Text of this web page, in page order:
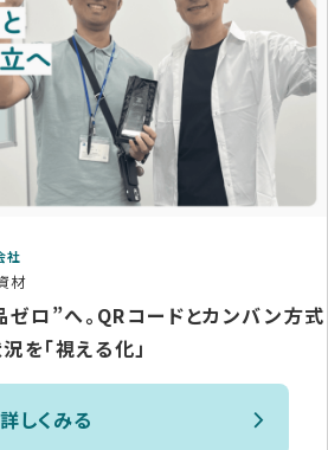
社
材
ロ”へ。QRコードとカンバン方式
を「視える化」
詳しくみる